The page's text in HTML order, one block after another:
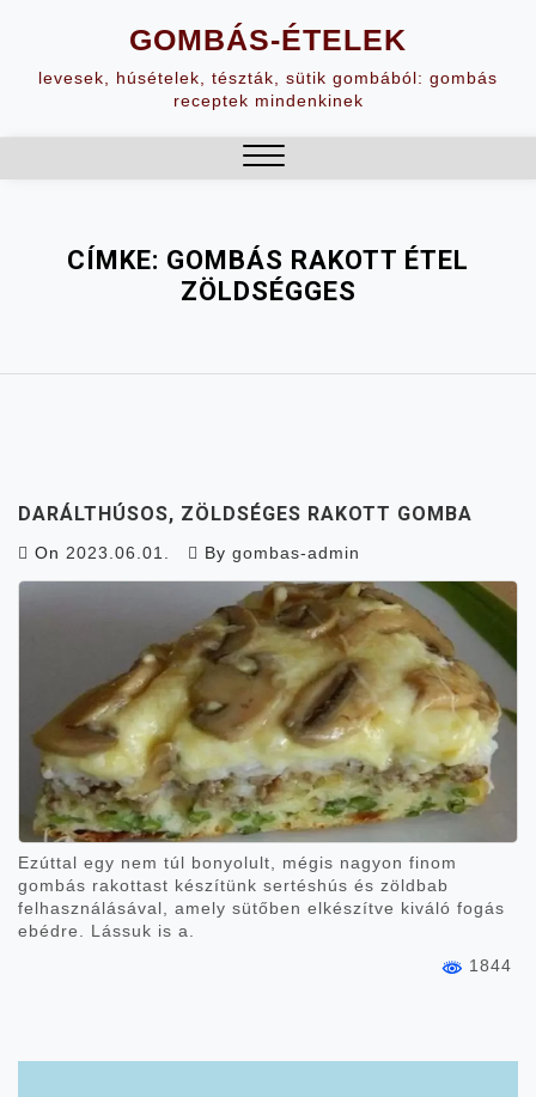
content
GOMBÁS-ÉTELEK
levesek, húsételek, tészták, sütik gombából: gombás
receptek mindenkinek
CÍMKE: GOMBÁS RAKOTT ÉTEL
ZÖLDSÉGGES
DARÁLTHÚSOS, ZÖLDSÉGES RAKOTT GOMBA
On 2023.06.01. By gombas-admin
Ezúttal egy nem túl bonyolult, mégis nagyon finom
gombás rakottast készítünk sertéshús és zöldbab
felhasználásával, amely sütőben elkészítve kiváló fogás
ebédre. Lássuk is a.
1844